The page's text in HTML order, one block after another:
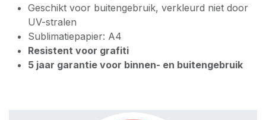
Geschikt voor buitengebruik, verkleurd niet door
UV-stralen
Sublimatiepapier: A4
Resistent voor grafiti
5 jaar garantie voor binnen- en buitengebruik